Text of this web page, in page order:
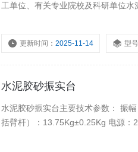
工单位、有关专业院校及科研单位水
更新时间：2025-11-14 型号
水泥胶砂振实台
水泥胶砂振实台主要技术参数： 振幅：15mm±3mm 振动频率：60次/s1s 台盘总质量（包
括臂杆）：13.75Kg±0.25Kg 电